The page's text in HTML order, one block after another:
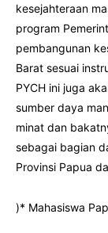
kesejahteraan
program
pembangunan
Barat sesuai
PYCH ini juga
sumber daya
minat dan
sebagai bagian
Provinsi Papua
)* Mahasiswa